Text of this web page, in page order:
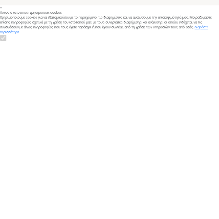
×
Αυτός ο ιστότοπος χρησιμοποιεί cookies
Χρησιμοποιούμε cookies για να εξατομικεύσουμε το περιεχόμενο, τις διαφημίσεις και να αναλύσουμε την επισκεψιμότητά μας. Μοιραζόμαστε
επίσης πληροφορίες σχετικά με τη χρήση του ιστότοπού μας με τους συνεργάτες διαφήμισης και ανάλυσης, οι οποίοι ενδέχεται να τις
συνδυάσουν με άλλες πληροφορίες που τους έχετε παράσχει ή που έχουν συλλέξει από τη χρήση των υπηρεσιών τους από εσάς. Διαβάστε
περισσότερα